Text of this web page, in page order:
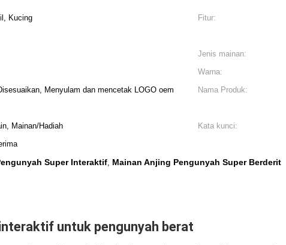
Kucing Fitur:
Jenis mainan:
Warna:
Menyulam dan mencetak LOGO oem
Nama Produk:
Mainan/Hadiah Kata kunci:
Super Interaktif, Mainan Anjing Pengunyah Super Berderit
untuk pengunyah berat